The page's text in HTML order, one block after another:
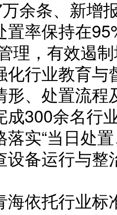
余条、新增
置率保持在
理，有效遏
行业教育与
形、处置流
成300余名行
实“当日处
设备运行与
依托行业标